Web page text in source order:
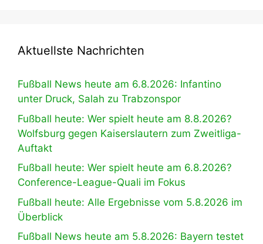
Aktuellste Nachrichten
Fußball News heute am 6.8.2026: Infantino
unter Druck, Salah zu Trabzonspor
Fußball heute: Wer spielt heute am 8.8.2026?
Wolfsburg gegen Kaiserslautern zum Zweitliga-
Auftakt
Fußball heute: Wer spielt heute am 6.8.2026?
Conference-League-Quali im Fokus
Fußball heute: Alle Ergebnisse vom 5.8.2026 im
Überblick
Fußball News heute am 5.8.2026: Bayern testet